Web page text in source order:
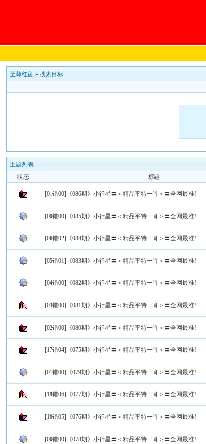
至尊红颜 »搜索目标
主题列表
状态
标题
[01错00]《086期》小行星〓＜精品平特一肖＞〓全网最准!
[00错00]《085期》小行星〓＜精品平特一肖＞〓全网最准!
[06错02]《084期》小行星〓＜精品平特一肖＞〓全网最准!
[05错01]《083期》小行星〓＜精品平特一肖＞〓全网最准!
[04错00]《082期》小行星〓＜精品平特一肖＞〓全网最准!
[03错00]《081期》小行星〓＜精品平特一肖＞〓全网最准!
[02错00]《080期》小行星〓＜精品平特一肖＞〓全网最准!
[17错04]《075期》小行星〓＜精品平特一肖＞〓全网最准!
[01错00]《079期》小行星〓＜精品平特一肖＞〓全网最准!
[19错06]《077期》小行星〓＜精品平特一肖＞〓全网最准!
[18错05]《076期》小行星〓＜精品平特一肖＞〓全网最准!
[00错00]《078期》小行星〓＜精品平特一肖＞〓全网最准!